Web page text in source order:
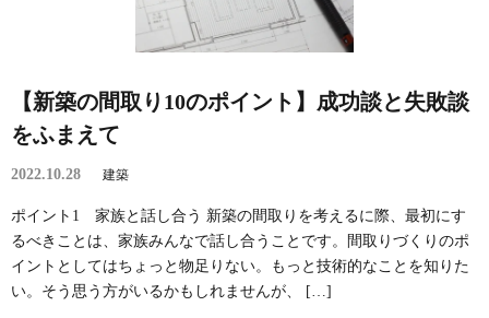
【新築の間取り10のポイント】成功談と失敗談
をふまえて
2022.10.28 建築
ポイント1 家族と話し合う 新築の間取りを考えるに際、最初にす
るべきことは、家族みんなで話し合うことです。間取りづくりのポ
イントとしてはちょっと物足りない。もっと技術的なことを知りた
い。そう思う方がいるかもしれませんが、 […]